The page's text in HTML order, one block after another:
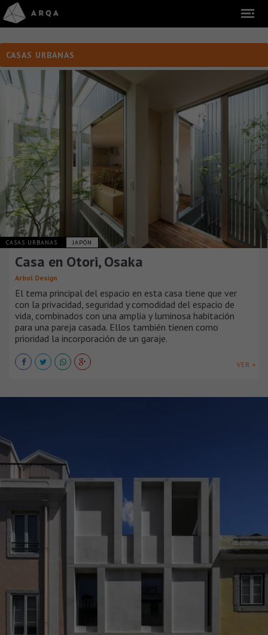
CASAS URBANAS
CASAS URBANAS JAPÓN
Casa en Otori, Osaka
Arbol Design
El tema principal del espacio en esta casa tiene que ver
con la privacidad, seguridad y comodidad del espacio de
vida, combinados con una amplia y luminosa habitación
para una pareja casada. Ellos también tienen como
prioridad la incorporación de un garaje.
VER +